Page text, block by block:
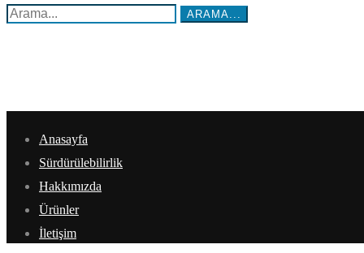
Arama...: ARAMA...
Anasayfa
Sürdürülebilirlik
Hakkımızda
Ürünler
İletişim